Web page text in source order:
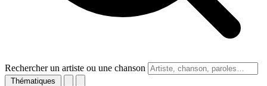
Rechercher un artiste ou une chanson
Thématiques